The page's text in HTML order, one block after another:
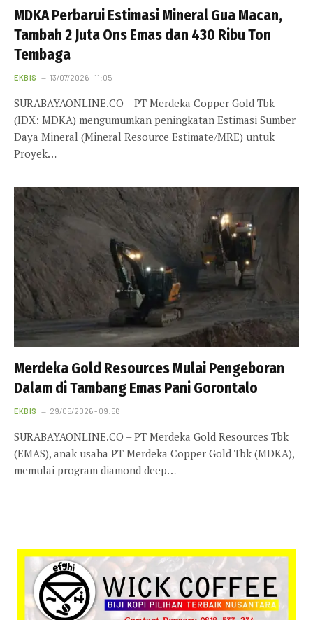
MDKA Perbarui Estimasi Mineral Gua Macan,
Tambah 2 Juta Ons Emas dan 430 Ribu Ton
Tembaga
EKBIS 13/07/2026 - 11:05
SURABAYAONLINE.CO – PT Merdeka Copper Gold Tbk
(IDX: MDKA) mengumumkan peningkatan Estimasi Sumber
Daya Mineral (Mineral Resource Estimate/MRE) untuk
Proyek…
Merdeka Gold Resources Mulai Pengeboran
Dalam di Tambang Emas Pani Gorontalo
EKBIS 29/05/2026 - 09:56
SURABAYAONLINE.CO – PT Merdeka Gold Resources Tbk
(EMAS), anak usaha PT Merdeka Copper Gold Tbk (MDKA),
memulai program diamond deep…